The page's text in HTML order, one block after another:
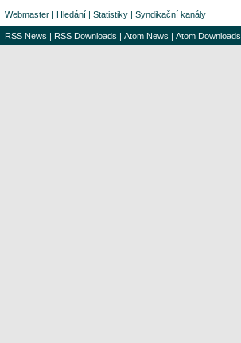
Webmaster | Hledání | Statistiky | Syndikační kanály
RSS News | RSS Downloads | Atom News | Atom Downloads